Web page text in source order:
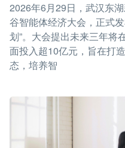
2026年6月29日，武汉东
谷智能体经济大会，正式
划”。大会提出未来三年将
面投入超10亿元，旨在打
态，培养智